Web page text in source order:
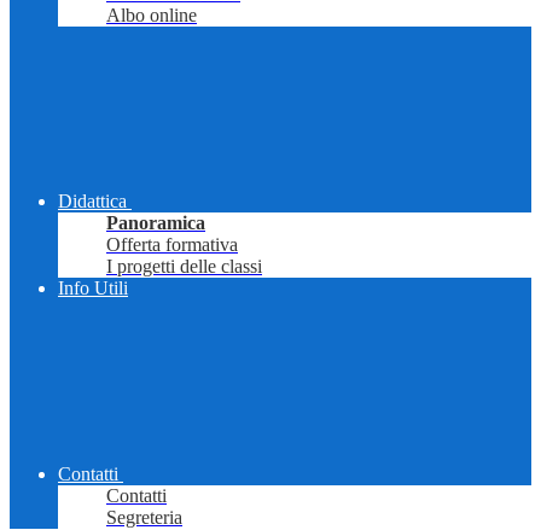
Albo online
Didattica
Panoramica
Offerta formativa
I progetti delle classi
Info Utili
Contatti
Contatti
Segreteria